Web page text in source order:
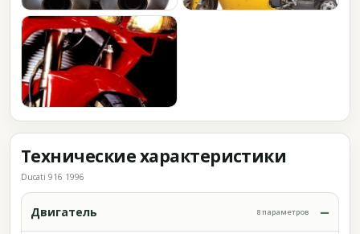
Технические характеристики
Ducati 916 1996
Двигатель 8 параметров